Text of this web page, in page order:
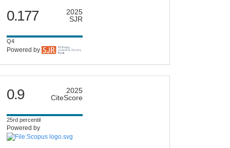
scimago
0.177
2025
SJR
Q4
Powered by
citescore
0.9
2025
CiteScore
25rd percentil
Powered by